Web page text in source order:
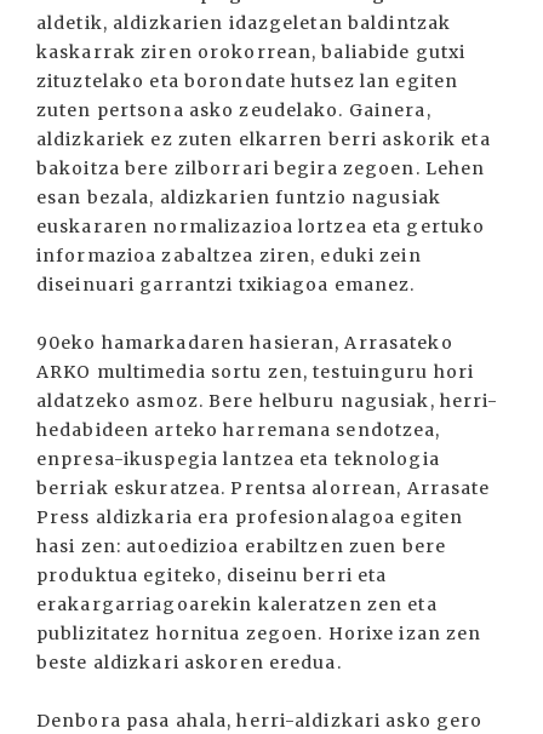
aldetik, aldizkarien idazgeletan baldintzak
kaskarrak ziren orokorrean, baliabide gutxi
zituztelako eta borondate hutsez lan egiten
zuten pertsona asko zeudelako. Gainera,
aldizkariek ez zuten elkarren berri askorik eta
bakoitza bere zilborrari begira zegoen. Lehen
esan bezala, aldizkarien funtzio nagusiak
euskararen normalizazioa lortzea eta gertuko
informazioa zabaltzea ziren, eduki zein
diseinuari garrantzi txikiagoa emanez.
90eko hamarkadaren hasieran, Arrasateko
ARKO multimedia sortu zen, testuinguru hori
aldatzeko asmoz. Bere helburu nagusiak, herri-
hedabideen arteko harremana sendotzea,
enpresa-ikuspegia lantzea eta teknologia
berriak eskuratzea. Prentsa alorrean, Arrasate
Press aldizkaria era profesionalagoa egiten
hasi zen: autoedizioa erabiltzen zuen bere
produktua egiteko, diseinu berri eta
erakargarriagoarekin kaleratzen zen eta
publizitatez hornitua zegoen. Horixe izan zen
beste aldizkari askoren eredua.
Denbora pasa ahala, herri-aldizkari asko gero